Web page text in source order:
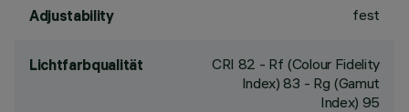
Adjustability fest
Lichtfarbqualität CRI 82 - Rf (Colour Fidelity
Index) 83 - Rg (Gamut
Index) 95